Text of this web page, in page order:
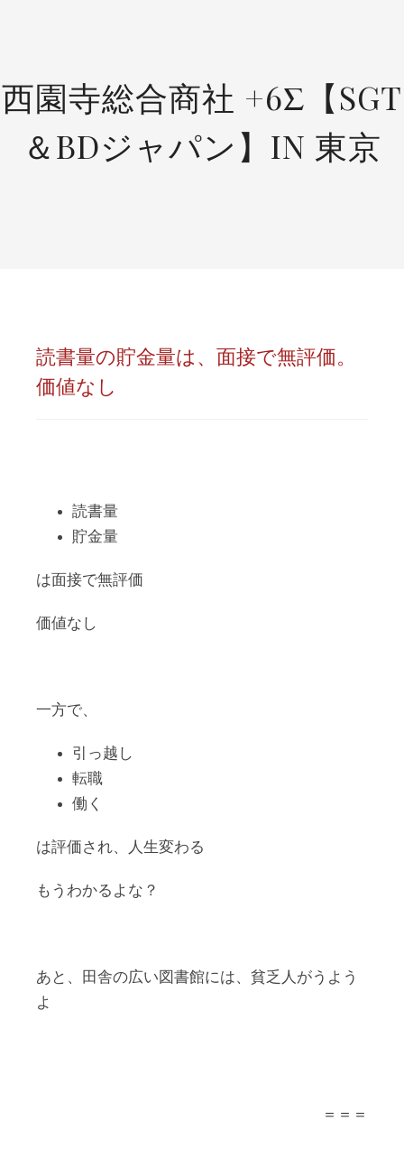
西園寺総合商社 +6Σ【SGT
＆BDジャパン】IN 東京
読書量の貯金量は、面接で無評価。
価値なし
読書量
貯金量
は面接で無評価
価値なし
一方で、
引っ越し
転職
働く
は評価され、人生変わる
もうわかるよな？
あと、田舎の広い図書館には、貧乏人がうよう
よ
＝＝＝